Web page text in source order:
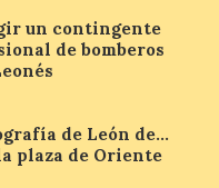
León
para
Aller
un contingente
de bomberos
de León de…
plaza de Oriente